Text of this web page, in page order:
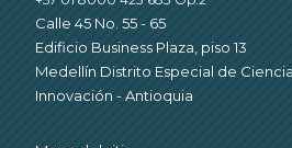
Calle 45 No. 55 - 65
Edificio Business Plaza, piso 13
Medellín Distrito Especial de
Innovación - Antioquia